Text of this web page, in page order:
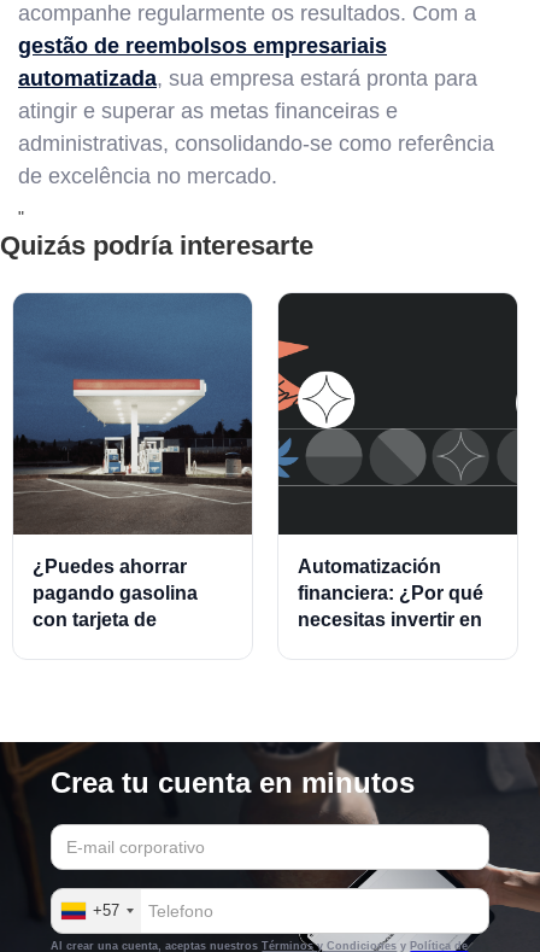
acompanhe regularmente os resultados. Com a
gestão de reembolsos empresariais
automatizada, sua empresa estará pronta para
atingir e superar as metas financeiras e
administrativas, consolidando-se como referência
de excelência no mercado.
"
Quizás podría interesarte
¿Puedes ahorrar
pagando gasolina
con tarjeta de
Automatización
financiera: ¿Por qué
necesitas invertir en
Crea tu cuenta en minutos
+57
Al crear una cuenta, aceptas nuestrosTérminos y Condiciones y Política de